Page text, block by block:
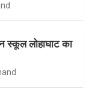
स्कूल लोहाघाट का